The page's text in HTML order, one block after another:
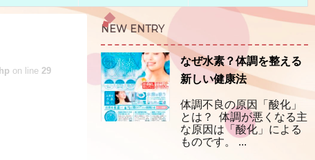
on line 29
NEW ENTRY
なぜ水素？体調を整える
新しい健康法
体調不良の原因「酸化」
とは？ 体調が悪くなる主
な原因は「酸化」による
ものです。 ...